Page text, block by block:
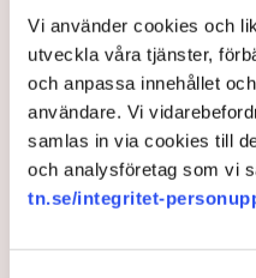
Vi använder cookies och
utveckla våra tjänster,
och anpassa innehållet
användare. Vi
samlas in via cookies till
och analysföretag som vi
tn.se/integritet-
blir värre